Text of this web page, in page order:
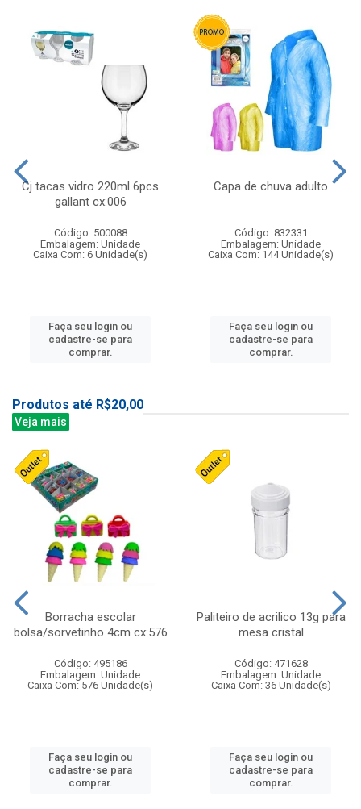
Cj tacas vidro 220ml 6pcs
gallant cx:006
Código: 500088
Embalagem: Unidade
Caixa Com: 6 Unidade(s)
Faça seu login ou
cadastre-se para
comprar.
Capa de chuva adulto
Código: 832331
Embalagem: Unidade
Caixa Com: 144 Unidade(s)
Faça seu login ou
cadastre-se para
comprar.
Produtos até R$20,00
Veja mais
Borracha escolar
bolsa/sorvetinho 4cm cx:576
Código: 495186
Embalagem: Unidade
Caixa Com: 576 Unidade(s)
Faça seu login ou
cadastre-se para
comprar.
Paliteiro de acrilico 13g para
mesa cristal
Código: 471628
Embalagem: Unidade
Caixa Com: 36 Unidade(s)
Faça seu login ou
cadastre-se para
comprar.